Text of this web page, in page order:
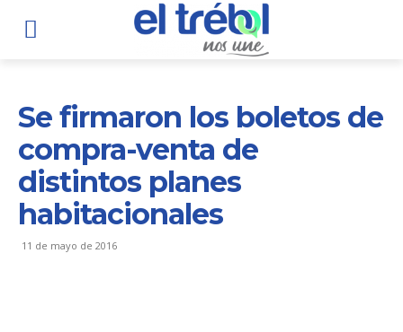
Se firmaron los boletos de
compra-venta de
distintos planes
habitacionales
11 de mayo de 2016